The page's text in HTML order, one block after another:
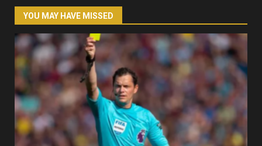
YOU MAY HAVE MISSED